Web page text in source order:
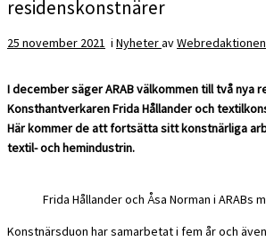
residenskonstnärer
25 november 2021 i NyheteravWebredaktionen
I december säger ARAB välkommen till två nya
Konsthantverkaren Frida Hållander och
Här kommer de att fortsätta sitt konstnärliga
textil- och hemindustrin.
Frida Hållander och Åsa Norman i ARABs
Konstnärsduon har samarbetat i fem år och